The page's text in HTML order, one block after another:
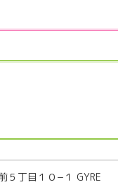
丁目１０−１ GYRE